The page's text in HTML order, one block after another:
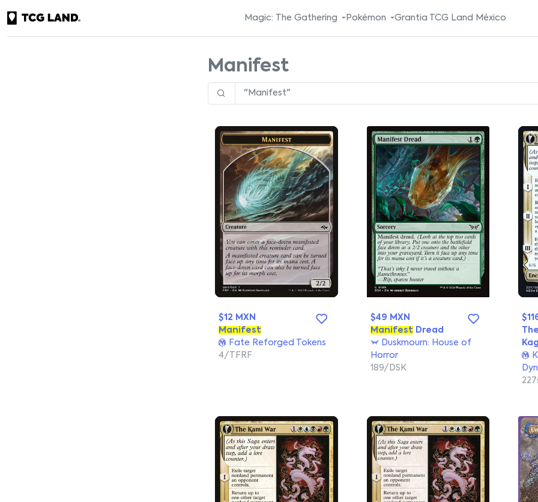
Magic: The Gathering Pokémon Grantia TCG Land México
Manifest
$12 MXN
Manifest
Fate Reforged Tokens
4/TFRF
$49 MXN
ManifestDread
Duskmourn: House of
Horror
189/DSK